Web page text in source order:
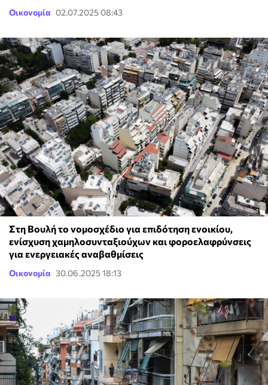
Οικονομία 02.07.2025 08:43
Στη Βουλή το νομοσχέδιο για επιδότηση ενοικίου,
ενίσχυση χαμηλοσυνταξιούχων και φοροελαφρύνσεις
για ενεργειακές αναβαθμίσεις
Οικονομία 30.06.2025 18:13